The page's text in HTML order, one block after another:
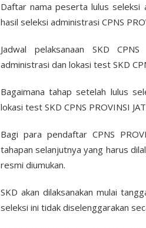
Daftar nama peserta lulus seleksi
hasil seleksi administrasi CPNS
Jadwal pelaksanaan SKD
administrasi dan lokasi test SKD
Bagaimana tahap setelah lulus
lokasi test SKD CPNS PROVINSI
Bagi para pendaftar CPNS
tahapan selanjutnya yang harus
resmi diumukan.
SKD akan dilaksanakan mulai
seleksi ini tidak diselenggarakan